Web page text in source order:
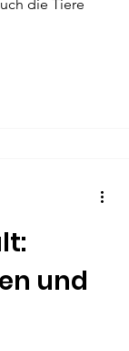
die Tiere
und